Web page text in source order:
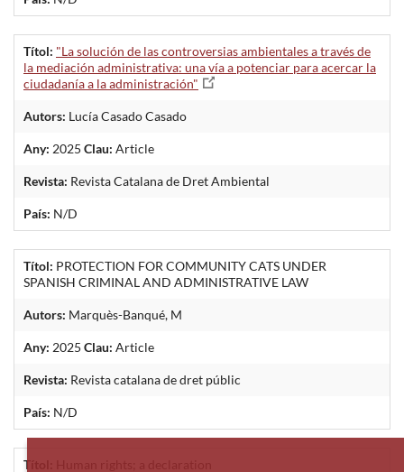
Títol: "La solución de las controversias ambientales a través de
la mediación administrativa: una vía a potenciar para acercar la
ciudadanía a la administración"
Autors: Lucía Casado Casado
Any: 2025 Clau: Article
Revista: Revista Catalana de Dret Ambiental
País: N/D
Títol: PROTECTION FOR COMMUNITY CATS UNDER
SPANISH CRIMINAL AND ADMINISTRATIVE LAW
Autors: Marquès-Banqué, M
Any: 2025 Clau: Article
Revista: Revista catalana de dret públic
País: N/D
Títol: